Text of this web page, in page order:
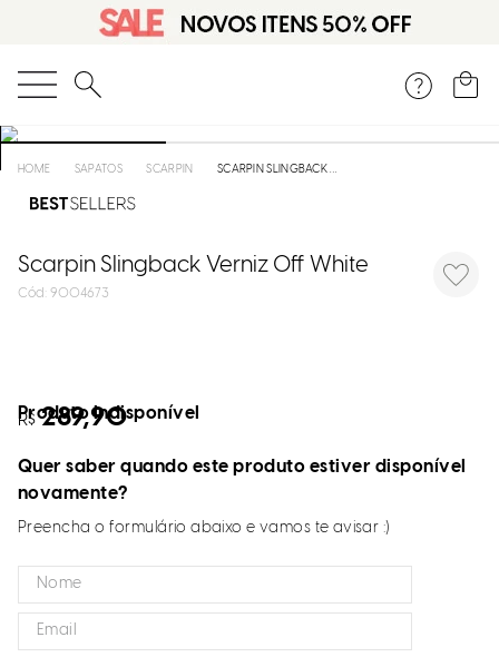
O que você está procurando?
SAPATOS SCARPIN SCARPIN SLINGBACK VERNIZ OFF WHITE
Scarpin Slingback Verniz Off White
: 9004673
R$ 289,90
Produto indisponível
Quer saber quando este produto estiver disponível
novamente?
Preencha o formulário abaixo e vamos te avisar :)